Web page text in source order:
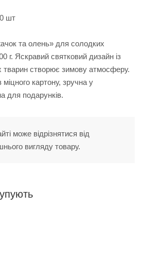
шт
та олень» для солодких
г. Яскравий святковий дизайн із
тварин створює зимову атмосферу.
картону, зручна у
для подарунків.
може відрізнятися від
вигляду товару.